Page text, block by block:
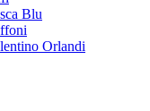
Blu
Orlandi